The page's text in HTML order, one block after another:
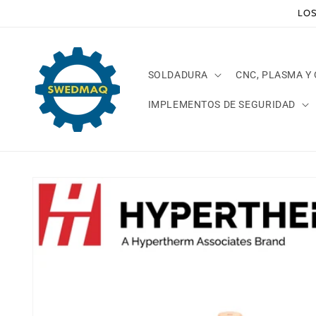
SOLDADURA CNC, PLASMA Y
IMPLEMENTOS DE SEGURIDAD
directamente
a la
información
del producto